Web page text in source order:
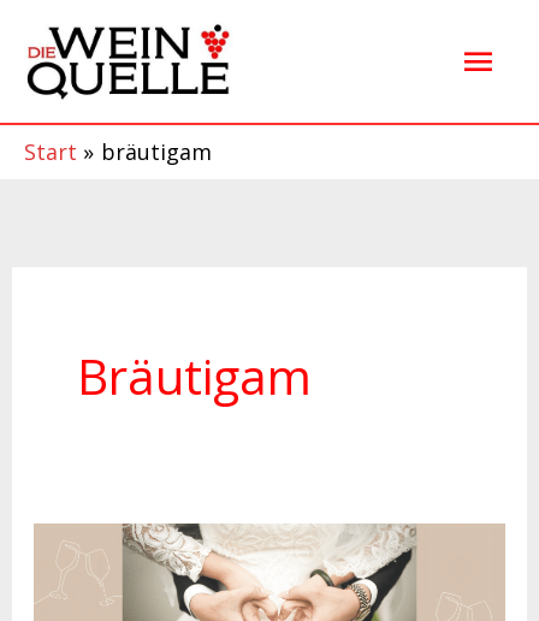
Inhalt
springen
Start bräutigam
Bräutigam
Hochzeitsweine